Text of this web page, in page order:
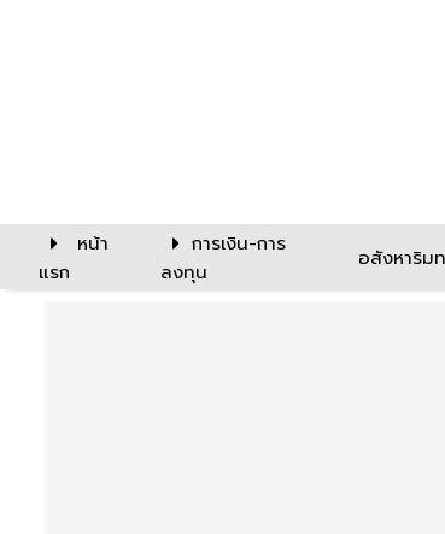
หน้า
แรก
การเงิน-การ
ลงทุน
อสังหาริม